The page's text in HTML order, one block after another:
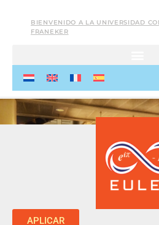
BIENVENIDO A LA UNIVERSIDAD
FRANEKER
APLICAR